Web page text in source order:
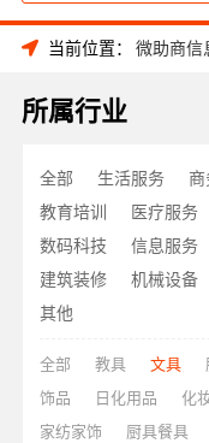
当前位置： 微助商信
所属行业
全部 生活服务
教育培训
医疗服务
数码科技
信息服务
建筑装修
机械设备
其他
全部 教具 文具
饰品
日化用品 化
家纺家饰
厨具餐具